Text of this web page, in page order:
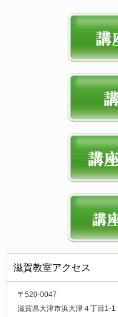
滋賀教室アクセス
〒520-0047
滋賀県大津市浜大津４丁目1-1